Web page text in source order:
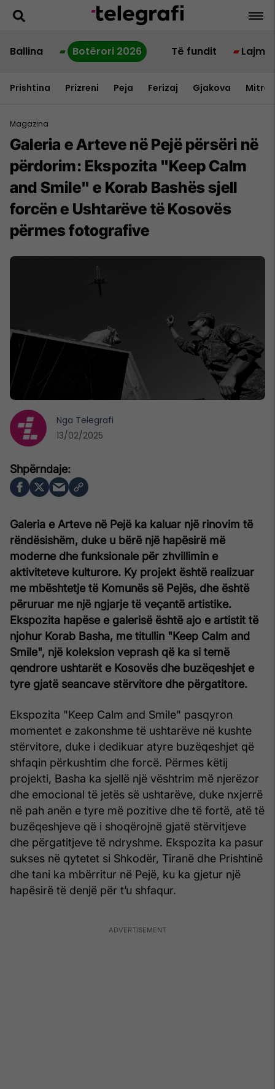
Ballina Botërori 2026 Të fundit Lajme
Prishtina Prizreni Peja Ferizaj Gjakova
Magazina
Galeria e Arteve në Pejë përsëri në
përdorim: Ekspozita "Keep Calm
and Smile" e Korab Bashës sjell
forcën e Ushtarëve të Kosovës
përmes fotografive
Galeria e Arteve në Pejë ka kaluar një rinovim të
rëndësishëm, duke u bërë një hapësirë më
moderne dhe funksionale për zhvillimin e
aktiviteteve kulturore. Ky projekt është realizuar
me mbështetje të Komunës së Pejës, dhe është
përuruar me një ngjarje të veçantë artistike.
Ekspozita hapëse e galerisë është ajo e artistit të
njohur Korab Basha, me titullin "Keep Calm and
Smile", një koleksion veprash që ka si temë
qendrore ushtarët e Kosovës dhe buzëqeshjet e
tyre gjatë seancave stërvitore dhe përgatitore.
Ekspozita "Keep Calm and Smile" pasqyron
momentet e zakonshme të ushtarëve në kushte
stërvitore, duke i dedikuar atyre buzëqeshjet që
shfaqin përkushtim dhe forcë. Përmes këtij
projekti, Basha ka sjellë një vështrim më njerëzor
dhe emocional të jetës së ushtarëve, duke nxjerrë
në pah anën e tyre më pozitive dhe të fortë, atë të
buzëqeshjeve që i shoqërojnë gjatë stërvitjeve
dhe përgatitjeve të ndryshme. Ekspozita ka pasur
sukses në qytetet si Shkodër, Tiranë dhe Prishtinë
dhe tani ka mbërritur në Pejë, ku ka gjetur një
hapësirë të denjë për t’u shfaqur.
Nga Telegrafi
13/02/2025